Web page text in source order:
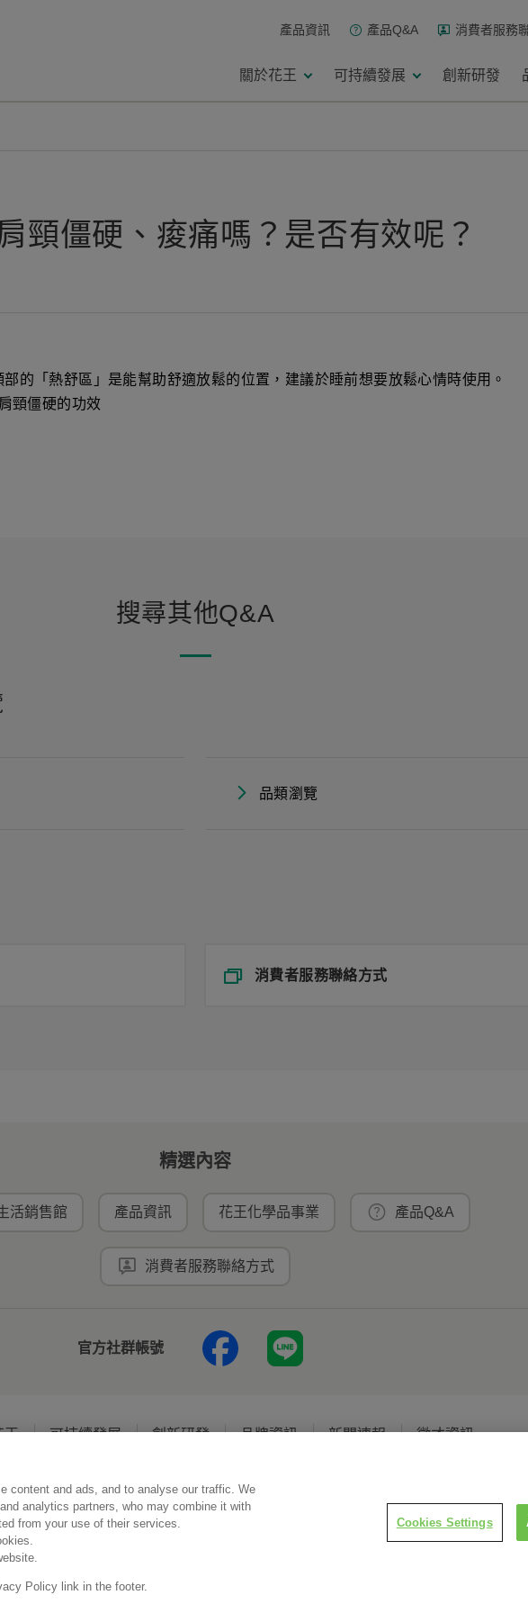
產品資訊 產品Q&A 消費者服務
關於花王 可持續發展 創新研發
頸僵硬、痠痛嗎？是否有效呢？
的「熱舒區」是能幫助舒適放鬆的位置，建議於睡前想要放鬆心情時使用。
頸僵硬的功效
搜尋其他Q&A
品類瀏覽
消費者服務聯絡方式
精選內容
活銷售館 產品資訊 花王化學品事業 產品Q&A
消費者服務聯絡方式
官方社群帳號
王 可持續發展 創新研發 品牌資訊 新聞速報 徵才資訊
使用規範 隱私保護 Social Media Policy
content and ads, and to analyse our traffic. We
analytics partners, who may combine it with
from your use of their services.
Policy link in the footer.
Cookies Settings